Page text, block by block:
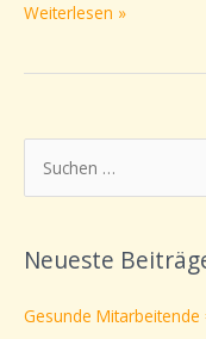
Weiterlesen »
u
h
Neueste
Gesunde